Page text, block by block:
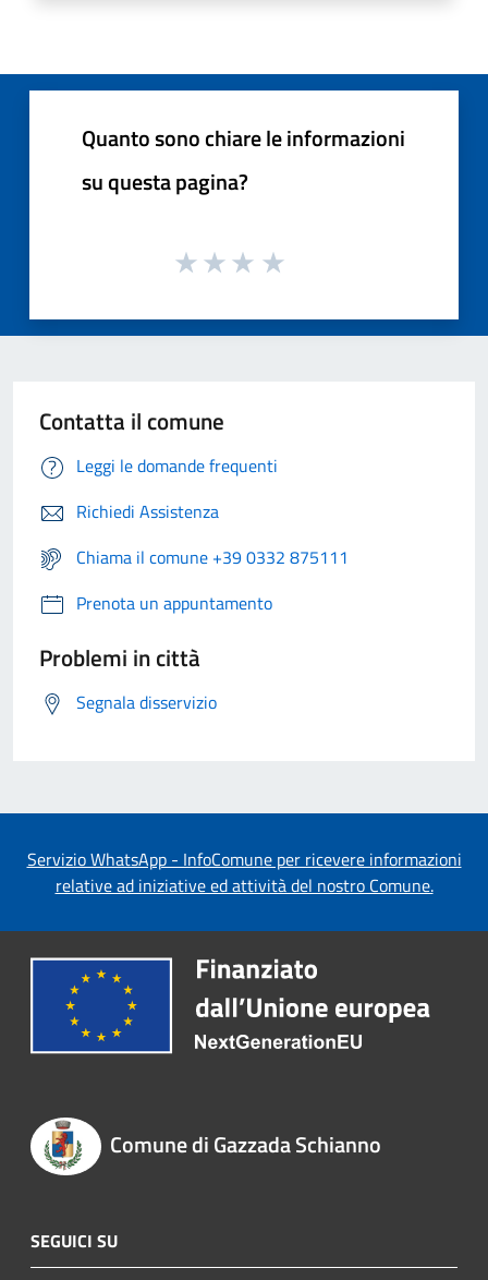
Quanto sono chiare le informazioni
su questa pagina?
Contatta il comune
Leggi le domande frequenti
Richiedi Assistenza
Chiama il comune +39 0332 875111
Prenota un appuntamento
Problemi in città
Segnala disservizio
Servizio WhatsApp - InfoComune per ricevere informazioni
relative ad iniziative ed attività del nostro Comune.
Comune di Gazzada Schianno
SEGUICI SU